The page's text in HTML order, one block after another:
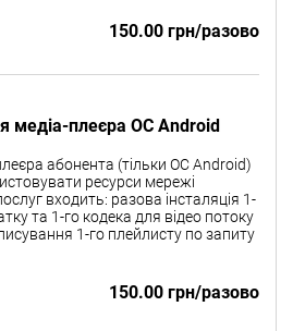
150.00 грн/разово
медіа-плеєра ОС Android
абонента (тільки ОС Android)
ресурси мережі
входить: разова інсталяція 1-
та 1-го кодека для відео потоку
1-го плейлисту по запиту
150.00 грн/разово